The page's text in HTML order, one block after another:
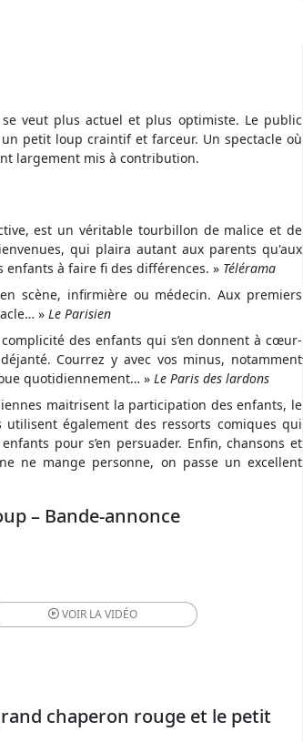
veut plus actuel et plus optimiste. Le public
petit loup craintif et farceur. Un spectacle où
largement mis à contribution.
est un véritable tourbillon de malice et de
qui plaira autant aux parents qu'aux
à faire fi des différences. » Télérama
scène, infirmière ou médecin. Aux premiers
» Le Parisien
des enfants qui s’en donnent à cœur-
Courrez y avec vos minus, notamment
quotidiennement… » Le Paris des lardons
maitrisent la participation des enfants, le
également des ressorts comiques qui
pour s’en persuader. Enfin, chansons et
ne mange personne, on passe un excellent
– Bande-annonce
VOIR LAVIDÉO
chaperon rouge et le petit